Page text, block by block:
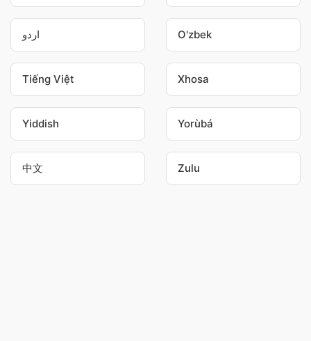
اردو O'zbek
Tiếng Việt Xhosa
Yiddish Yorùbá
中文 Zulu